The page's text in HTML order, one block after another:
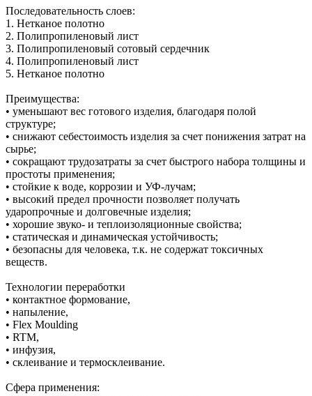
Последовательность слоев:
1. Нетканое полотно
2. Полипропиленовый лист
3. Полипропиленовый сотовый сердечник
4. Полипропиленовый лист
5. Нетканое полотно
Преимущества:
• уменьшают вес готового изделия, благодаря полой
структуре;
• снижают себестоимость изделия за счет понижения затрат на
сырье;
• сокращают трудозатраты за счет быстрого набора толщины и
простоты применения;
• стойкие к воде, коррозии и УФ-лучам;
• высокий предел прочности позволяет получать
ударопрочные и долговечные изделия;
• хорошие звуко- и теплоизоляционные свойства;
• статическая и динамическая устойчивость;
• безопасны для человека, т.к. не содержат токсичных
веществ.
Технологии переработки
• контактное формование,
• напыление,
• Flex Moulding
• RTM,
• инфузия,
• склеивание и термосклеивание.
Сфера применения: